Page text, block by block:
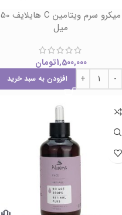
میکرو سرم ویتامین C هایلایف 50
میل
1,500,000تومان
افزودن به سبد خرید